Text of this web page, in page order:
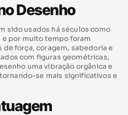
Desenho
sido usados há séculos como
e por muito tempo foram
força, coragem, sabedoria e
com figuras geométricas,
uma vibração orgânica e
se mais significativos e